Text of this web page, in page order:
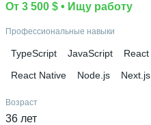
Дополнительное образование
ФАМИТ
От 3 500 $ • Ищу работу
Профессиональные навыки
TypeScript JavaScript React
React Native
Node.js Next.js
Возраст
36 лет